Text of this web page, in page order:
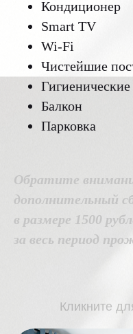
Кондиционер
Smart TV
Wi-Fi
Чистейшие
Балкон
Парковка
Обратите
дополнительный
в размере 1500
за весь период
Кликните